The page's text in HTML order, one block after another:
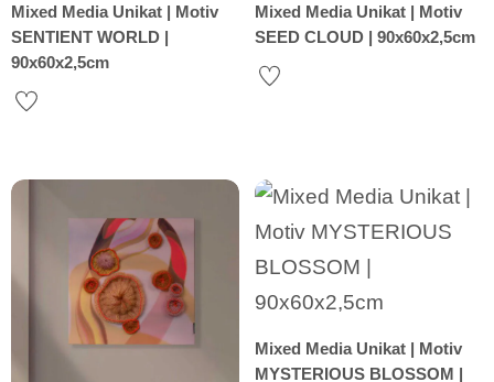
Mixed Media Unikat | Motiv
SENTIENT WORLD |
90x60x2,5cm
Mixed Media Unikat | Motiv
SEED CLOUD | 90x60x2,5cm
Mixed Media Unikat | Motiv
MYSTERIOUS BLOSSOM |